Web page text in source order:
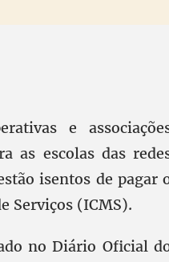
e
as escolas das
isentos de pagar
Serviços (ICMS).
no Diário Oficial